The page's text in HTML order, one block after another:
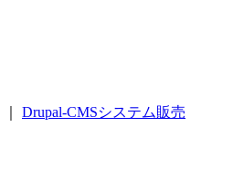
Drupal-CMSシステム販売